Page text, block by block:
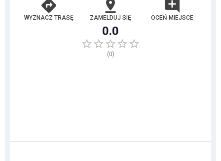
WYZNACZ TRASĘ ZAMELDUJ SIĘ OCEŃ MIEJSCE
0.0
(0)